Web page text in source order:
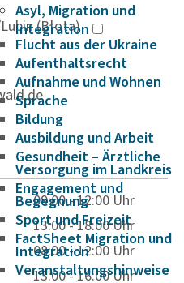
Asyl, Migration und
Integration
Flucht aus der Ukraine
Aufenthaltsrecht
Aufnahme und Wohnen
Sprache
Bildung
Ausbildung und Arbeit
Gesundheit – Ärztliche
Versorgung im Landkreis
Engagement und
Begegnung
Sport und Freizeit
FactSheet Migration und
Integration
Veranstaltungshinweise
(Błota)
09:00 - 12:00 Uhr
13:00 - 18:00 Uhr
08:00 - 12:00 Uhr
13:00 - 16:00 Uhr